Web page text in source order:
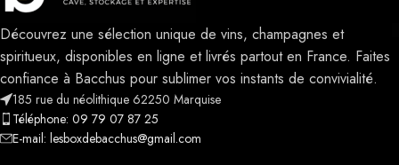
Découvrez une sélection unique de vins, champagnes et
spiritueux, disponibles en ligne et livrés partout en France. Faites
confiance à Bacchus pour sublimer vos instants de convivialité.
185 rue du néolithique 62250 Marquise
Téléphone: 09 79 07 87 25
E-mail: lesboxdebacchus@gmail.com